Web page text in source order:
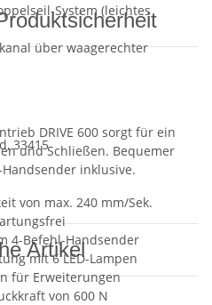
System (leichtes
über waagerechter
DRIVE 600 sorgt für ein
und Schließen. Bequemer
inklusive.
von max. 240 mm/Sek.
4-Befehl-Handsender
mit 6 LED-Lampen
für Erweiterungen
von 600 N
33415
Artikel